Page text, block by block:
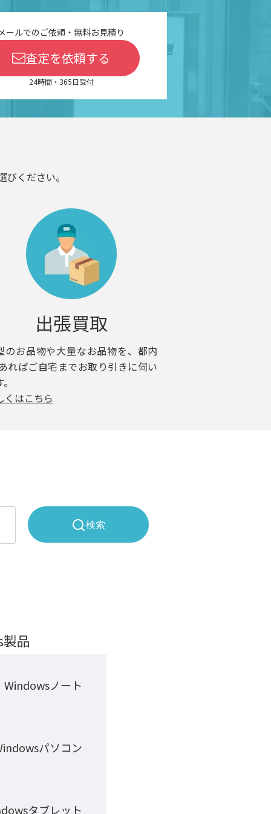
ールでのご依頼・無料お見積り
査定を依頼する
24時間・365日受付
ください。
出張買取
のお品物や大量なお品物を、都内
ればご自宅までお取り引きに伺い
くはこちら
検索
品
Windowsノート
パソコン
タブレット